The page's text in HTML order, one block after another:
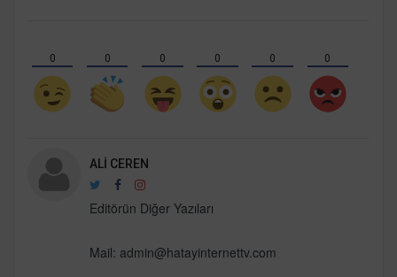
0 0 0 0 0 0
ALI CEREN
Editörün Diğer Yazıları
Mail: admin@hatayinternettv.com